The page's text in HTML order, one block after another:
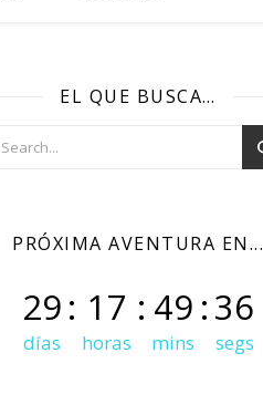
EL QUE BUSCA…
PRÓXIMA AVENTURA EN...
29
días
: 17
horas
: 49
mins
:35
segs